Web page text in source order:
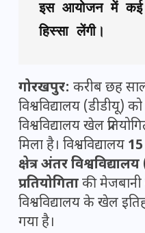
इस आयोजन में कई
हिस्सा लेंगी।
गोरखपुर: करीब छह
विश्वविद्यालय (डीडीयू)
विश्वविद्यालय खेल
मिला है। विश्वविद्यालय
क्षेत्र अंतर
प्रतियोगिताकी
विश्वविद्यालय के खेल
गया है।